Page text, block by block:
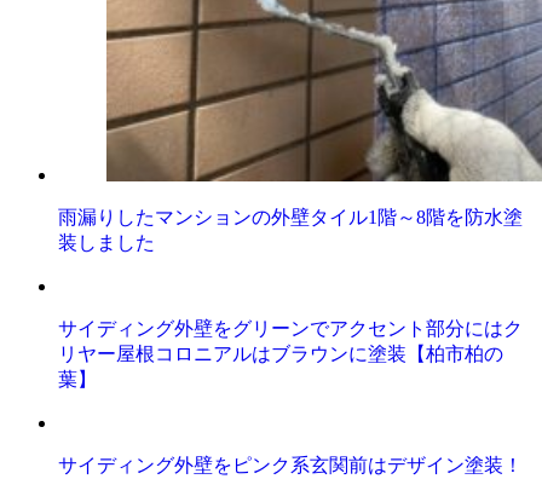
雨漏りしたマンションの外壁タイル1階～8階を防水塗
装しました
サイディング外壁をグリーンでアクセント部分にはク
リヤー屋根コロニアルはブラウンに塗装【柏市柏の
葉】
サイディング外壁をピンク系玄関前はデザイン塗装！